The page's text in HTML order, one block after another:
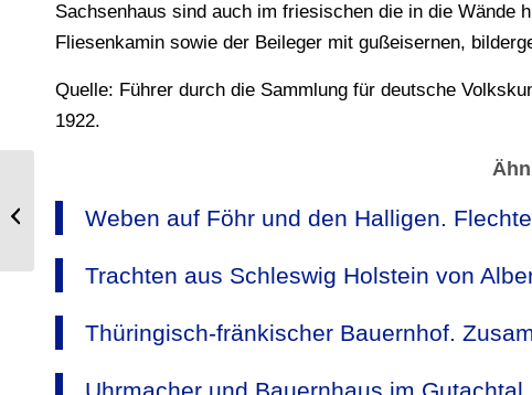
Sachsenhaus sind auch im friesischen die in die Wände
Fliesenkamin sowie der Beileger mit gußeisernen,
Quelle: Führer durch die Sammlung für deutsche
1922.
Weben auf Föhr und den Halligen.
Trachten aus Schleswig Holstein von
Thüringisch-fränkischer Bauernhof.
Greyerzer Sennen Freiburg. Kostüme
aus dem Kanton Friborg.